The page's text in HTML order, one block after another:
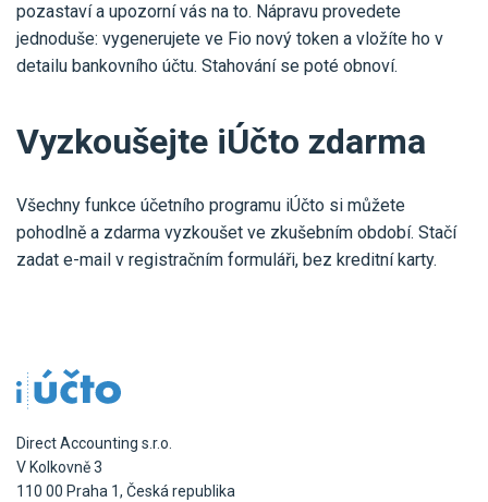
pozastaví a upozorní vás na to. Nápravu provedete
jednoduše: vygenerujete ve Fio nový token a vložíte ho v
detailu bankovního účtu. Stahování se poté obnoví.
Vyzkoušejte iÚčto zdarma
Všechny funkce účetního programu iÚčto si můžete
pohodlně a zdarma vyzkoušet ve zkušebním období. Stačí
zadat e-mail v registračním formuláři, bez kreditní karty.
Direct Accounting s.r.o.
V Kolkovně 3
110 00 Praha 1, Česká republika